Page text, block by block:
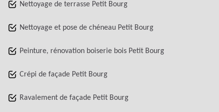
Nettoyage de terrasse Petit Bourg
Nettoyage et pose de chéneau Petit Bourg
Peinture, rénovation boiserie bois Petit Bourg
Crépi de façade Petit Bourg
Ravalement de façade Petit Bourg